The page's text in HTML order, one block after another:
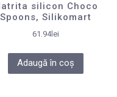
silicon Choco
Spoons, Silikomart
61.94lei
Adaugă în coș